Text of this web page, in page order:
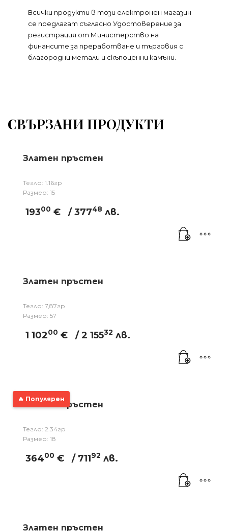
Всички продукти в този електронен магазин
се предлагат съгласно Удостоверение за
регистрация от Министерство на
финансите за преработване и търговия с
благородни метали и скъпоценни камъни.
СВЪРЗАНИ ПРОДУКТИ
Златен пръстен
Тегло: 1.16гр
Размер: 15
19300 € / 37748 лв.
Златен пръстен
Тегло: 7,87гр
Размер: 57
1 10200 € / 2 15532 лв.
🔥 Популярен
Златен пръстен
Тегло: 2.34гр
Размер: 18
36400 € / 71192 лв.
Златен пръстен